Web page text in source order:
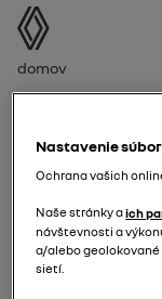
používateľská
Navigačný
Domov
Nastavenie
Ochrana vašich
Naše stránky aich
návštevnosti a
a/alebo
sietí.